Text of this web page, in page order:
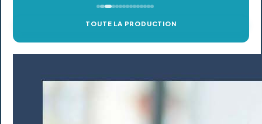
TOUTE LA PRODUCTION